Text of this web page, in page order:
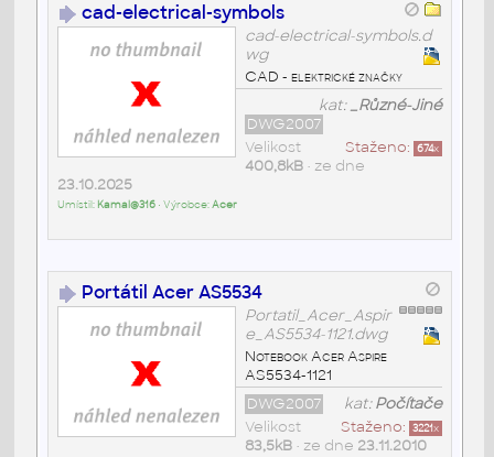
cad-electrical-symbols
cad-electrical-symbols.d
wg
CAD - elektrické značky
kat:_Různé-Jiné
DWG2007
Staženo: 674x
Velikost
400,8kB• ze dne
23.10.2025
Umístil: Kamal@316• Výrobce:Acer
Portátil Acer AS5534
Portatil_Acer_Aspir
e_AS5534-1121.dwg
Notebook Acer Aspire
AS5534-1121
kat:Počítače
DWG2007
Staženo: 3221x
Velikost
83,5kB• ze dne 23.11.2010